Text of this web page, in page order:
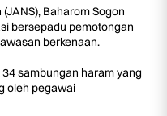
Baharom Sogon
bersepadu pemotongan
berkenaan.
sambungan haram yang
oleh pegawai